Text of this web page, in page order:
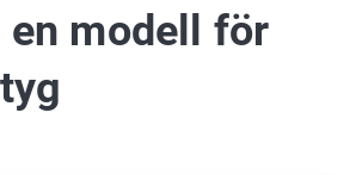
en modell för